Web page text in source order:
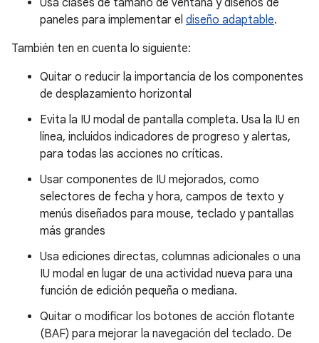
Usa clases de tamaño de ventana y diseños de
paneles para implementar el diseño adaptable.
También ten en cuenta lo siguiente:
Quitar o reducir la importancia de los componentes
de desplazamiento horizontal
Evita la IU modal de pantalla completa. Usa la IU en
línea, incluidos indicadores de progreso y alertas,
para todas las acciones no críticas.
Usar componentes de IU mejorados, como
selectores de fecha y hora, campos de texto y
menús diseñados para mouse, teclado y pantallas
más grandes
Usa ediciones directas, columnas adicionales o una
IU modal en lugar de una actividad nueva para una
función de edición pequeña o mediana.
Quitar o modificar los botones de acción flotante
(BAF) para mejorar la navegación del teclado. De